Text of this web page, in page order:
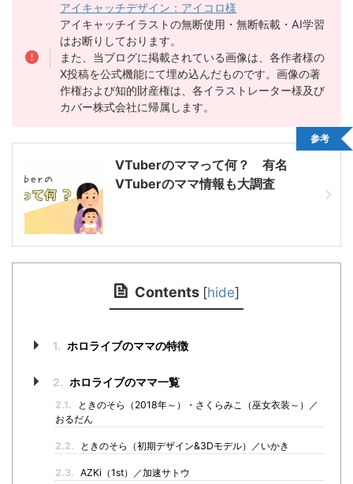
アイキャッチデザイン：アイコロ様
アイキャッチイラストの無断使用・無断転載・AI学習
はお断りしております。
また、当ブログに掲載されている画像は、各作者様の
X投稿を公式機能にて埋め込んだものです。画像の著
作権および知的財産権は、各イラストレーター様及び
カバー株式会社に帰属します。
VTuberのママって何？ 有名
VTuberのママ情報も大調査
参考
Contents [hide]
1. ホロライブのママの特徴
2. ホロライブのママ一覧
2.1.
ときのそら（2018年～）・さくらみこ（巫女衣装～）／
おるだん
2.2. ときのそら（初期デザイン&3Dモデル）／いかき
2.3. AZKi（1st）／加速サトウ